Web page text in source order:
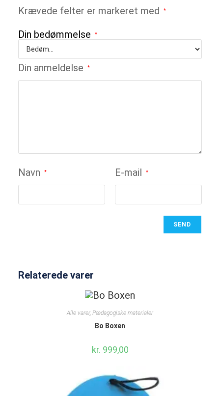
Krævede felter er markeret med
*
Din bedømmelse *
Din anmeldelse *
Navn * E-mail *
Relaterede varer
Alle varer, Pædagogiske materialer
Bo Boxen
kr. 999,00